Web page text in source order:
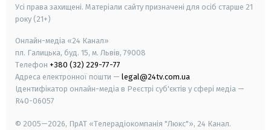
Усі права захищені. Матеріали сайту призначені для осіб старше 21
року (21+)
Онлайн-медіа «24 Канал»
пл. Галицька, буд. 15, м. Львів, 79008
Телефон +380 (32) 229-77-77
Адреса електронної пошти — legal@24tv.com.ua
Ідентифікатор онлайн-медіа в Реєстрі суб'єктів у сфері медіа —
R40-06057
© 2005—2026, ПрАТ «Телерадіокомпанія "Люкс"», 24 Канал.